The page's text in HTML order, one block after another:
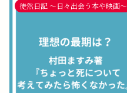
徒然日記 〜日々出会う本や映画〜